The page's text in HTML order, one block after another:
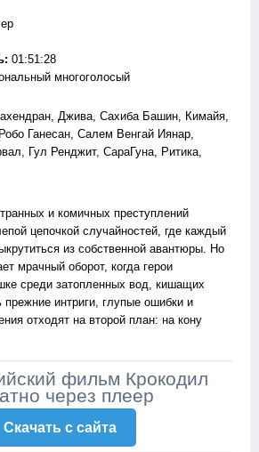
01:51:28
многоголосый
Джива, Сахиба Башин, Кимайя,
Ганесан, Салем Венгай Иянар,
Гул Ренджит, СараГуна, Ритика,
и комичных преступлений
цепочкой случайностей, где каждый
из собственной авантюры. Но
мрачный оборот, когда герои
среди затопленных вод, кишащих
прежние интриги, глупые ошибки и
отходят на второй план: на кону
фильм Крокодил
через плеер
Скачать c сайта